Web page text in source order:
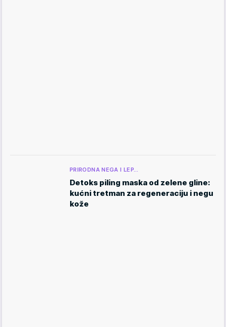
PRIRODNA NEGA I LEP…
Detoks piling maska od zelene gline:
kućni tretman za regeneraciju i negu
kože